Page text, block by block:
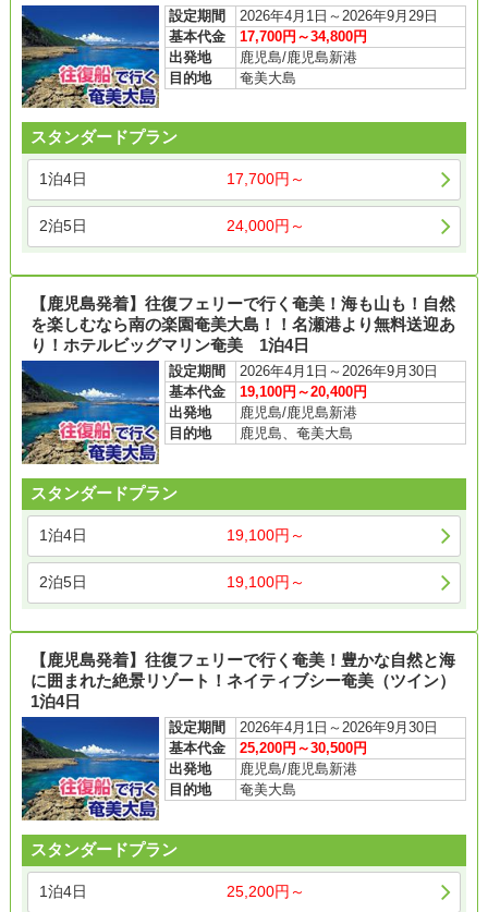
設定期間
2026年4月1日～2026年9月29日
基本代金
17,700円～34,800円
出発地
鹿児島/鹿児島新港
目的地
奄美大島
スタンダードプラン
1泊4日 17,700円～
2泊5日 24,000円～
【鹿児島発着】往復フェリーで行く奄美！海も山も！自然
を楽しむなら南の楽園奄美大島！！名瀬港より無料送迎あ
り！ホテルビッグマリン奄美 1泊4日
設定期間
2026年4月1日～2026年9月30日
基本代金
19,100円～20,400円
出発地
鹿児島/鹿児島新港
目的地
鹿児島、奄美大島
スタンダードプラン
1泊4日 19,100円～
2泊5日 19,100円～
【鹿児島発着】往復フェリーで行く奄美！豊かな自然と海
に囲まれた絶景リゾート！ネイティブシー奄美（ツイン）
1泊4日
設定期間
2026年4月1日～2026年9月30日
基本代金
25,200円～30,500円
出発地
鹿児島/鹿児島新港
目的地
奄美大島
スタンダードプラン
1泊4日 25,200円～